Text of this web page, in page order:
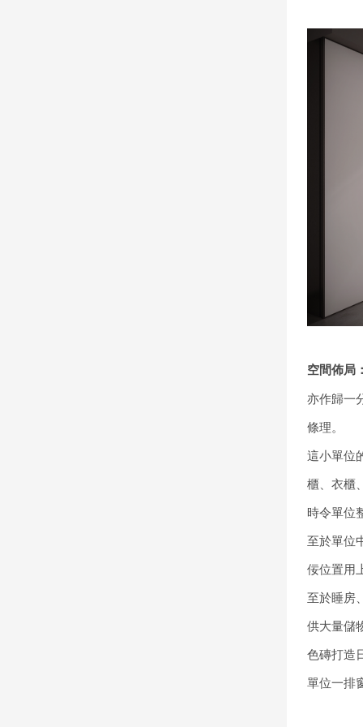
空間佈局
亦作歸一
條理。
這小單位
櫃、衣櫃
時令單位
至於單位
佞位置用
至於睡房
供大量儲
色磚打造
單位一排